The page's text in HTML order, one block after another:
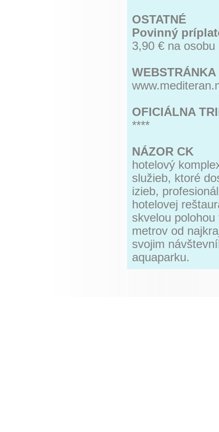
OSTATNÉ
Povinný
3,90 € na
WEBSTRÁNKA
OFICIÁLNA
****
NÁZOR CK
hotelový
služieb, ktoré
izieb,
hotelovej
skvelou
metrov od
svojim
aquaparku.